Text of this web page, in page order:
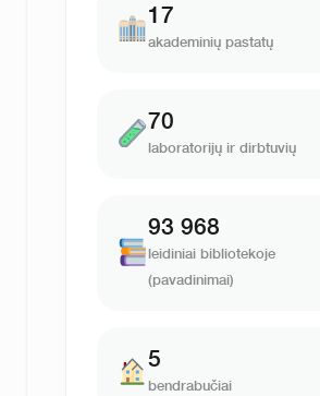
17
akademinių pastatų
70
laboratorijų ir dirbtuvių
93 968
leidiniai bibliotekoje
(pavadinimai)
5
bendrabučiai